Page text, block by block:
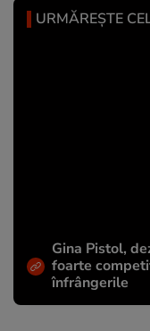
URMĂREȘTE
Gina Pistol,
foarte
înfrângerile